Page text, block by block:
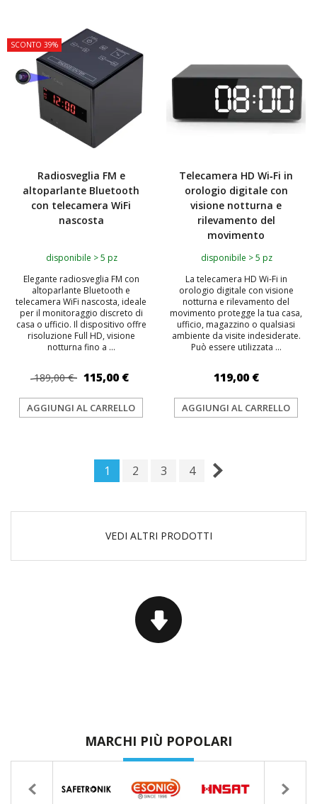
SCONTO 39%
Radiosveglia FM e
altoparlante Bluetooth
con telecamera WiFi
nascosta
disponibile > 5 pz
Elegante radiosveglia FM con
altoparlante Bluetooth e
telecamera WiFi nascosta, ideale
per il monitoraggio discreto di
casa o ufficio. Il dispositivo offre
risoluzione Full HD, visione
notturna fino a ...
189,00 € 115,00 €
AGGIUNGI AL CARRELLO
Telecamera HD Wi‑Fi in
orologio digitale con
visione notturna e
rilevamento del
movimento
disponibile > 5 pz
La telecamera HD Wi‑Fi in
orologio digitale con visione
notturna e rilevamento del
movimento protegge la tua casa,
ufficio, magazzino o qualsiasi
ambiente da visite indesiderate.
Può essere utilizzata ...
119,00 €
AGGIUNGI AL CARRELLO
1 2 3 4
VEDI ALTRI PRODOTTI
MARCHI PIÙ POPOLARI